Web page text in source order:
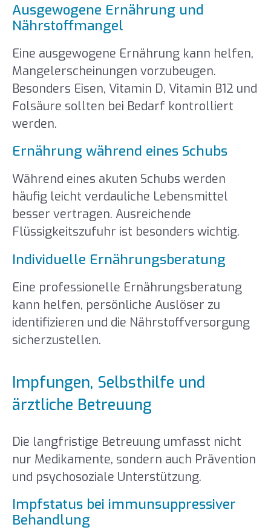
Ausgewogene Ernährung und
Nährstoffmangel
Eine ausgewogene Ernährung kann helfen,
Mangelerscheinungen vorzubeugen.
Besonders Eisen, Vitamin D, Vitamin B12 und
Folsäure sollten bei Bedarf kontrolliert
werden.
Ernährung während eines Schubs
Während eines akuten Schubs werden
häufig leicht verdauliche Lebensmittel
besser vertragen. Ausreichende
Flüssigkeitszufuhr ist besonders wichtig.
Individuelle Ernährungsberatung
Eine professionelle Ernährungsberatung
kann helfen, persönliche Auslöser zu
identifizieren und die Nährstoffversorgung
sicherzustellen.
Impfungen, Selbsthilfe und
ärztliche Betreuung
Die langfristige Betreuung umfasst nicht
nur Medikamente, sondern auch Prävention
und psychosoziale Unterstützung.
Impfstatus bei immunsuppressiver
Behandlung